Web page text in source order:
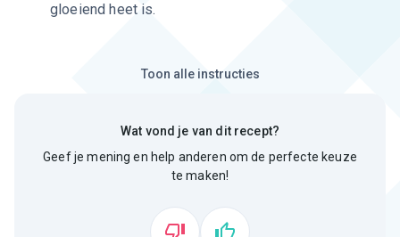
gloeiend heet is.
Toon alle instructies
Wat vond je van dit recept?
Geef je mening en help anderen om de perfecte keuze
te maken!